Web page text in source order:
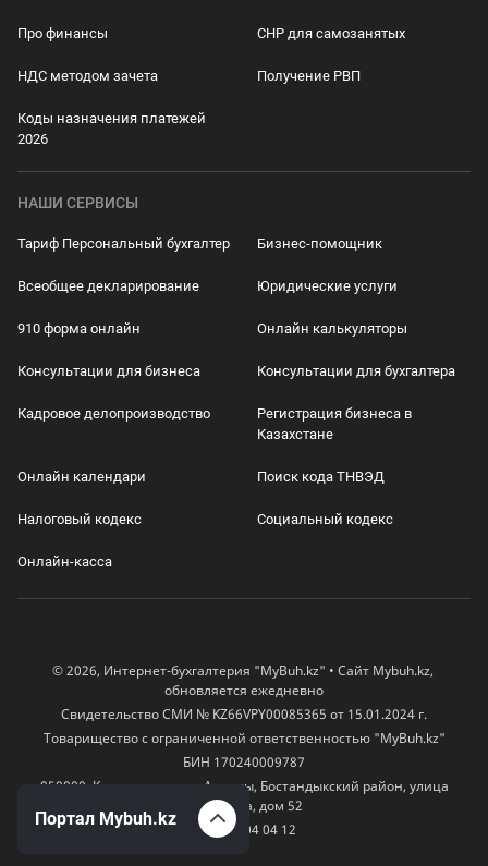
Про финансы СНР для самозанятых
НДС методом зачета Получение РВП
Коды назначения платежей
2026
НАШИ СЕРВИСЫ
Тариф Персональный бухгалтер Бизнес-помощник
Всеобщее декларирование Юридические услуги
910 форма онлайн Онлайн калькуляторы
Консультации для бизнеса Консультации для бухгалтера
Кадровое делопроизводство
Регистрация бизнеса в
Казахстане
Онлайн календари Поиск кода ТНВЭД
Налоговый кодекс Социальный кодекс
Онлайн-касса
© 2026, Интернет-бухгалтерия "MyBuh.kz" • Сайт Mybuh.kz,
обновляется ежедневно
Свидетельство СМИ № KZ66VPY00085365 от 15.01.2024 г.
Товарищество с ограниченной ответственностью "MyBuh.kz"
БИН 170240009787
050000, Казахстан, город Алматы, Бостандыкский район, улица
Егизбаева, дом 52
+7 777 504 04 12
Портал Mybuh.kz